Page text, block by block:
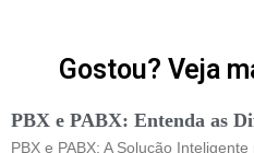
Gostou? Veja
PBX e PABX: Entenda as
PBX e PABX: A Solução